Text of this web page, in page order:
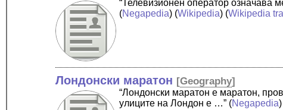
“Телевизионен оператор означава
(Negapedia) (Wikipedia) (Wikipedia
Лондонски маратон [Geography]
“Лондонски маратон е маратон,
улиците на Лондон е …” (Negapedia